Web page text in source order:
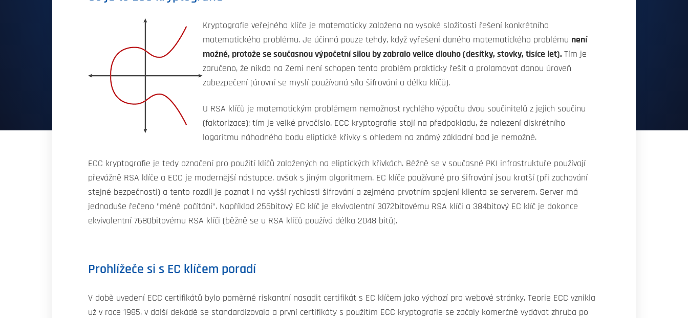
Kryptografie veřejného klíče je matematicky založena na vysoké složitosti řešení konkrétního
matematického problému. Je účinná pouze tehdy, když vyřešení daného matematického problému není
možné, protože se současnou výpočetní silou by zabralo velice dlouho (desítky, stovky, tisíce let). Tím je
zaručeno, že nikdo na Zemi není schopen tento problém prakticky řešit a prolamovat danou úroveň
zabezpečení (úrovní se myslí používaná síla šifrování a délka klíčů).
U RSA klíčů je matematickým problémem nemožnost rychlého výpočtu dvou součinitelů z jejich součinu
(faktorizace); tím je velké prvočíslo. ECC kryptografie stojí na předpokladu, že nalezení diskrétního
logaritmu náhodného bodu eliptické křivky s ohledem na známý základní bod je nemožné.
ECC kryptografie je tedy označení pro použití klíčů založených na eliptických křivkách. Běžně se v současné PKI infrastruktuře používají
převážně RSA klíče a ECC je modernější nástupce, avšak s jiným algoritmem. EC klíče používané pro šifrování jsou kratší (při zachování
stejné bezpečnosti) a tento rozdíl je poznat i na vyšší rychlosti šifrování a zejména prvotním spojení klienta se serverem. Server má
jednoduše řečeno "méně počítání". Například 256bitový EC klíč je ekvivalentní 3072bitovému RSA klíči a 384bitový EC klíč je dokonce
ekvivalentní 7680bitovému RSA klíči (běžně se u RSA klíčů používá délka 2048 bitů).
Prohlížeče si s EC klíčem poradí
V době uvedení ECC certifikátů bylo poměrně riskantní nasadit certifikát s EC klíčem jako výchozí pro webové stránky. Teorie ECC vznikla
už v roce 1985, v další dekádě se standardizovala a první certifikáty s použitím ECC kryptografie se začaly komerčně vydávat zhruba po